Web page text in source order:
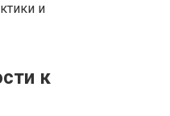
и
к